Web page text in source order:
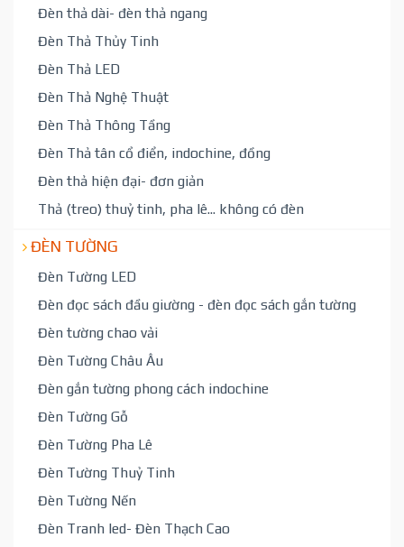
Đèn thả dài- đèn thả ngang
Đèn Thả Thủy Tinh
Đèn Thả LED
Đèn Thả Nghệ Thuật
Đèn Thả Thông Tầng
Đèn Thả tân cổ điển, indochine, đồng
Đèn thả hiện đại- đơn giản
Thả (treo) thuỷ tinh, pha lê... không có đèn
ĐÈN TƯỜNG
Đèn Tường LED
Đèn đọc sách đầu giường - đèn đọc sách gắn tường
Đèn tường chao vải
Đèn Tường Châu Âu
Đèn gắn tường phong cách indochine
Đèn Tường Gỗ
Đèn Tường Pha Lê
Đèn Tường Thuỷ Tinh
Đèn Tường Nến
Đèn Tranh led- Đèn Thạch Cao